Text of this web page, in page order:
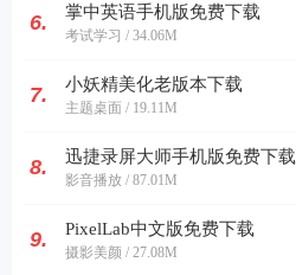
6. 掌中英语手机版免费下载
考试学习 / 34.06M
7. 小妖精美化老版本下载
主题桌面 / 19.11M
8. 迅捷录屏大师手机版免费下载
影音播放 / 87.01M
9. PixelLab中文版免费下载
摄影美颜 / 27.08M